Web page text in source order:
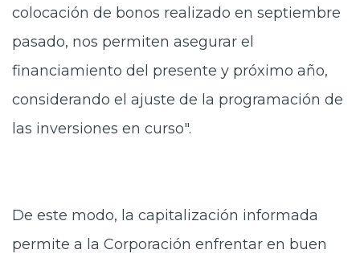
colocación de bonos realizado en septiembre
pasado, nos permiten asegurar el
financiamiento del presente y próximo año,
considerando el ajuste de la programación de
las inversiones en curso".
De este modo, la capitalización informada
permite a la Corporación enfrentar en buen